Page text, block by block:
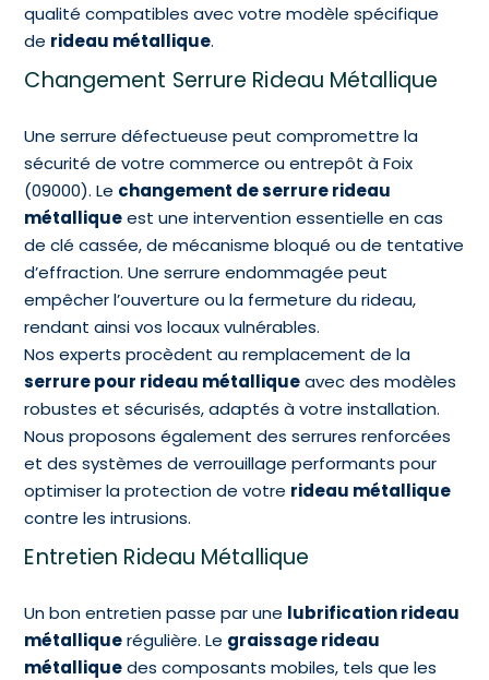
qualité compatibles avec votre modèle spécifique
de rideau métallique.
Changement Serrure Rideau Métallique
Une serrure défectueuse peut compromettre la
sécurité de votre commerce ou entrepôt à Foix
(09000). Le changement de serrure rideau
métalliqueest une intervention essentielle en cas
de clé cassée, de mécanisme bloqué ou de tentative
d’effraction. Une serrure endommagée peut
empêcher l’ouverture ou la fermeture du rideau,
rendant ainsi vos locaux vulnérables.
Nos experts procèdent au remplacement de la
serrure pour rideau métalliqueavec des modèles
robustes et sécurisés, adaptés à votre installation.
Nous proposons également des serrures renforcées
et des systèmes de verrouillage performants pour
optimiser la protection de votre rideau métallique
contre les intrusions.
Entretien Rideau Métallique
Un bon entretien passe par une lubrification rideau
métalliquerégulière. Le graissage rideau
métalliquedes composants mobiles, tels que les